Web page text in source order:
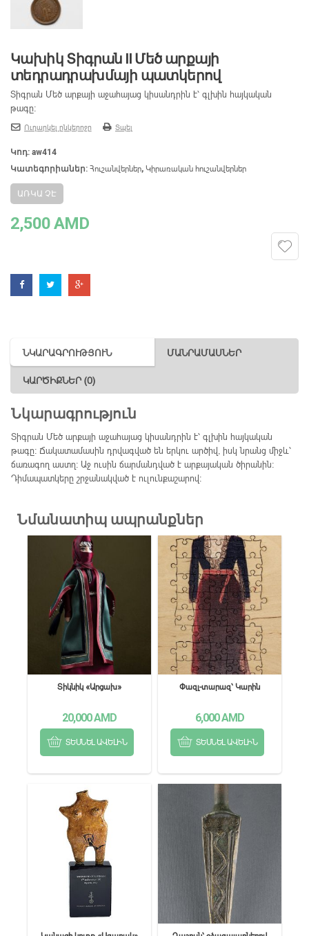
Կախիկ Տիգրան II Մեծ արքայի
տեդրադրախմայի պատկերով
Տիգրան Մեծ արքայի աջահայաց կիսանդրին է՝ գլխին հայկական
թագը։
Ուղարկել ընկերոջը Տպել
Կոդ: aw414
Կատեգորիաներ: Հուշանվերներ, Կիրառական հուշանվերներ
ԱՌԿԱ ՉԷ
2,500AMD
ՆԿԱՐԱԳՐՈՒԹՅՈՒՆ ՄԱՆՐԱՄԱՍՆԵՐ
ԿԱՐԾԻՔՆԵՐ (0)
Նկարագրություն
Տիգրան Մեծ արքայի աջահայաց կիսանդրին է՝ գլխին հայկական
թագը։ Ճակատամասին դրվագված են երկու արծիվ, իսկ նրանց միջև՝
ճառագող աստղ: Աջ ուսին ճարմանդված է արքայական ծիրանին։
Դիմապատկերը շրջանակված է ուլունքաշարով։
Նմանատիպ ապրանքներ
Տիկնիկ «Արցախ»
20,000AMD
ՏԵՍՆԵԼ ԱՎԵԼԻՆ
Փազլ-տարազ՝ Կարին
6,000AMD
ՏԵՍՆԵԼ ԱՎԵԼԻՆ